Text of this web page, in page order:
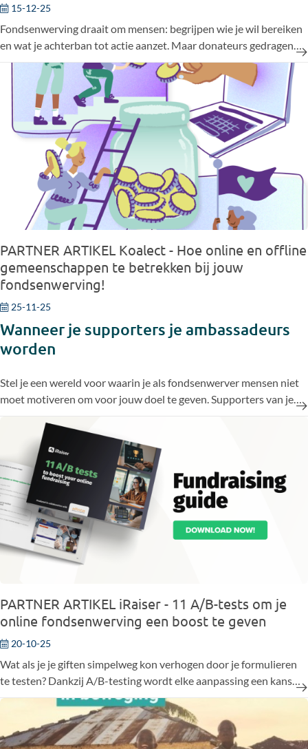
15-12-25
Fondsenwerving draait om mensen: begrijpen wie je wil bereiken
en wat je achterban tot actie aanzet. Maar donateurs gedragen
zich vandaag minder voorspelbaar dan vroeger. Daarom wordt
het steeds belangrijker om beslissingen te baseren op data in
plaats van op buikgevoel. Predictive modelling helpt daarbij. Het
zet gegevens om in inzichten waar je als fondsenwerver écht iets
aan hebt.
PARTNER ARTIKEL Koalect - Hoe online en offline
gemeenschappen te betrekken bij jouw
fondsenwerving!
25-11-25
Wanneer je supporters je ambassadeurs
worden
Stel je een wereld voor waarin je als fondsenwerver mensen niet
moet motiveren om voor jouw doel te geven. Supporters van je
relatie en verhalen en inspireren anderen binnen hun eigen
directe omgeving. Dat is het idee achter Community Fundraising -
en zowel wetenschappelijk onderzoek als praktijkervaring tonen
aan hoe krachtig deze aanpak is.
PARTNER ARTIKEL iRaiser - 11 A/B-tests om je
online fondsenwerving een boost te geven
20-10-25
Wat als je je giften simpelweg kon verhogen door je formulieren
te testen? Dankzij A/B-testing wordt elke aanpassing een kans
om meer bezoekers te converteren tot schenkers.